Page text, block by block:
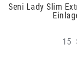
Seni Lady Slim
15